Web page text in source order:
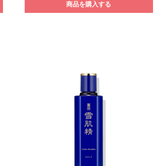
商品を購入する